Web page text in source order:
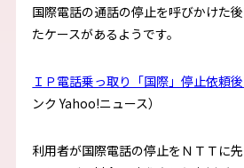
国際電話の通話の停止を呼びかけた
たケースがあるようです。
ＩＰ電話乗っ取り「国際」停止依頼
ンク Yahoo!ニュース）
利用者が国際電話の停止をＮＴＴに